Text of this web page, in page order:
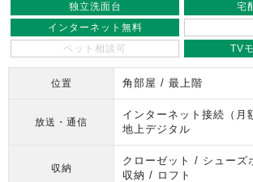
独立洗面台
宅
インターネット無料
ペット相談可
TV
位置 角部屋 / 最上階
放送・通信
インターネット接続（月
地上デジタル
収納
クローゼット / シューズ
収納 / ロフト